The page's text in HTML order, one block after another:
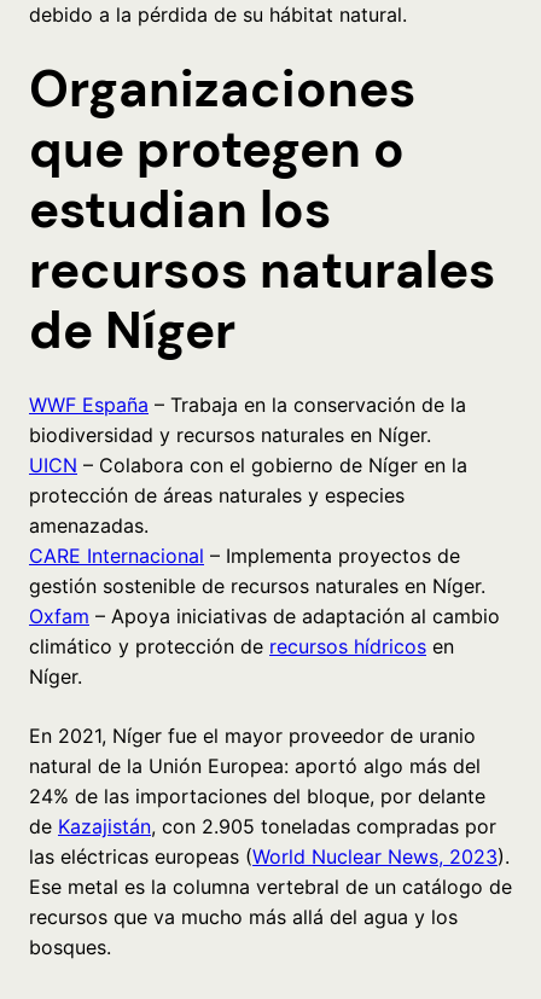
debido a la pérdida de su hábitat natural.
Organizaciones
que protegen o
estudian los
recursos naturales
de Níger
WWF España – Trabaja en la conservación de la
biodiversidad y recursos naturales en Níger.
UICN – Colabora con el gobierno de Níger en la
protección de áreas naturales y especies
amenazadas.
CARE Internacional – Implementa proyectos de
gestión sostenible de recursos naturales en Níger.
Oxfam – Apoya iniciativas de adaptación al cambio
climático y protección de recursos hídricos en
Níger.
En 2021, Níger fue el mayor proveedor de uranio
natural de la Unión Europea: aportó algo más del
24% de las importaciones del bloque, por delante
de Kazajistán, con 2.905 toneladas compradas por
las eléctricas europeas (World Nuclear News, 2023).
Ese metal es la columna vertebral de un catálogo de
recursos que va mucho más allá del agua y los
bosques.